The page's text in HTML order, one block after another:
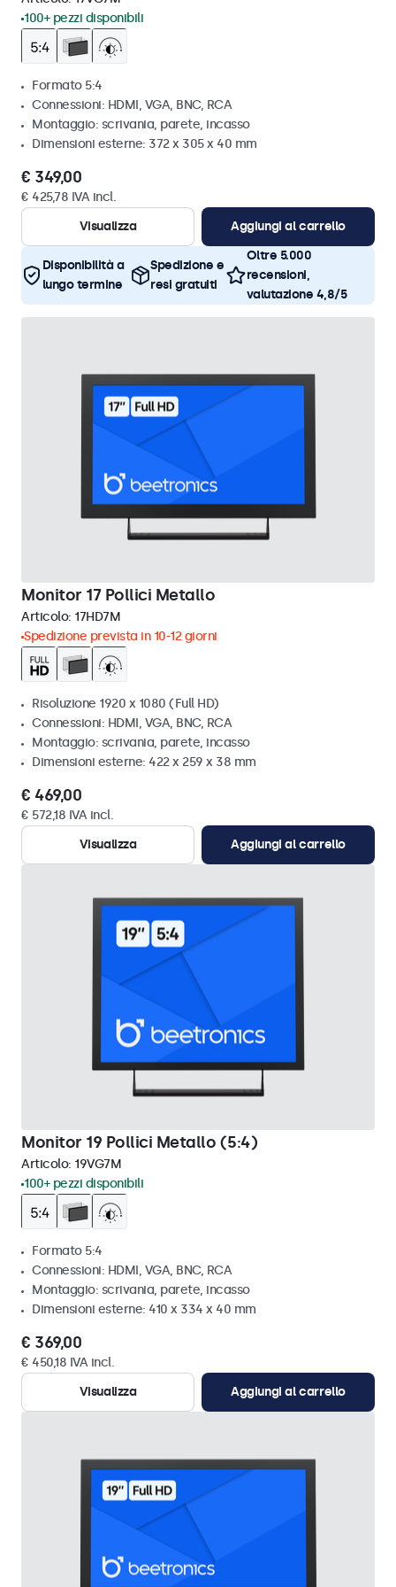
100+ pezzi disponibili
Formato 5:4
Connessioni: HDMI, VGA, BNC, RCA
Montaggio: scrivania, parete, incasso
Dimensioni esterne: 372 x 305 x 40 mm
€ 349,00
€ 425,78 IVA incl.
Visualizza
Aggiungi al carrello
Disponibilità a
lungo termine
Spedizione e
resi gratuiti
Oltre 5.000
recensioni,
valutazione 4,8/5
Monitor 17 Pollici Metallo
Articolo: 17HD7M
Spedizione prevista in 10-12 giorni
Risoluzione 1920 x 1080 (Full HD)
Connessioni: HDMI, VGA, BNC, RCA
Montaggio: scrivania, parete, incasso
Dimensioni esterne: 422 x 259 x 38 mm
€ 469,00
€ 572,18 IVA incl.
Visualizza
Aggiungi al carrello
Monitor 19 Pollici Metallo (5:4)
Articolo: 19VG7M
100+ pezzi disponibili
Formato 5:4
Connessioni: HDMI, VGA, BNC, RCA
Montaggio: scrivania, parete, incasso
Dimensioni esterne: 410 x 334 x 40 mm
€ 369,00
€ 450,18 IVA incl.
Visualizza
Aggiungi al carrello